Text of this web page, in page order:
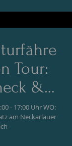
und Getränke
wird: Das vorletzte
Das furi
Tour:
&
an
- 17:00 Uhr WO:
am Neckarlauer